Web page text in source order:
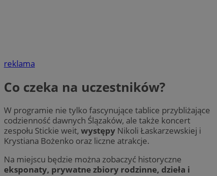
reklama
Co czeka na uczestników?
W programie nie tylko fascynujące tablice przybliżające
codzienność dawnych Ślązaków, ale także koncert
zespołu Stickie weit, występy Nikoli Łaskarzewskiej i
Krystiana Bożenko oraz liczne atrakcje.
Na miejscu będzie można zobaczyć historyczne
eksponaty, prywatne zbiory rodzinne, dzieła i